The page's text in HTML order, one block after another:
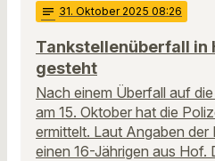
notes 31. Oktober 2025 08:26
Tankstellenüberfall in
gesteht
Nach einem Überfall auf
am 15. Oktober hat die
ermittelt. Laut Angaben der
einen 16-Jährigen aus Hof.